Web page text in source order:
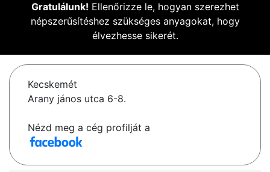
Gratulálunk! Ellenőrizze le, hogyan szerezhet
népszerűsítéshez szükséges anyagokat, hogy
élvezhesse sikerét.
Kecskemét
Arany jános utca 6-8.
Nézd meg a cég profilját a